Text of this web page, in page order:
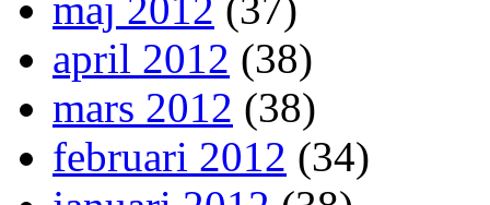
maj 2012 (37)
april 2012 (38)
mars 2012 (38)
februari 2012 (34)